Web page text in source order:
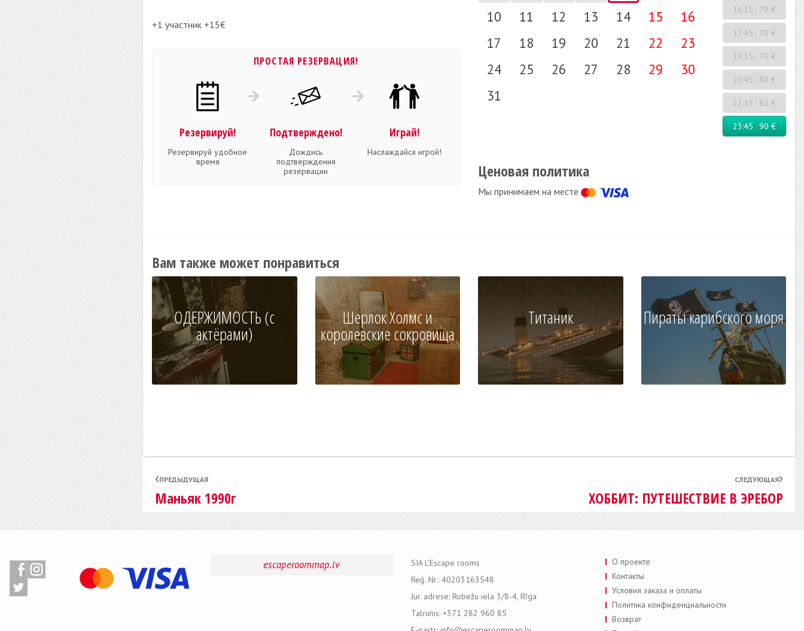
+1 участник +15€
ПРОСТАЯ РЕЗЕРВАЦИЯ!
Резервируй!
Резервируй удобное
время
Подтверждено!
Дождись
подтверждения
резервации
Играй!
Наслаждайся игрой!
10
11 12 13 14 15
16
17
18 19 20 21 22
23
24
25 26 27 28 29
30
31
16:15 70 €
17:45 70 €
19:15 70 €
20:45 80 €
22:15 85 €
23:45 90 €
Ценовая политика
Мы принимаем на месте
Вам также может понравиться
ОДЕРЖИМОСТЬ (с
актёрами)
Шерлок Холмс и
королевские сокровища
Титаник Пираты карибского моря
ПРЕДЫДУЩАЯ
Маньяк 1990г
СЛЕДУЮЩАЯ
ХОББИТ: ПУТЕШЕСТВИЕ В ЭРЕБОР
escaperoommap.lv
SIA L'Escape rooms
Reģ. Nr.: 40203163548
Jur. adrese: Robežu iela 3/8-4, Rīga
Talrunis: +371 282 960 85
О проекте
Контакты
Условия заказа и оплаты
Политика конфиденциальности
Возврат